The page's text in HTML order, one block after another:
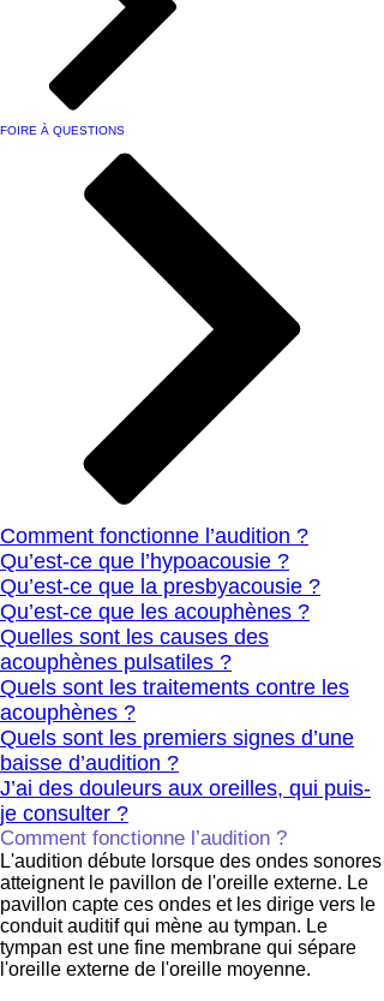
FOIRE À QUESTIONS
Comment fonctionne l’audition ?
Qu’est-ce que l’hypoacousie ?
Qu’est-ce que la presbyacousie ?
Qu’est-ce que les acouphènes ?
Quelles sont les causes des
acouphènes pulsatiles ?
Quels sont les traitements contre les
acouphènes ?
Quels sont les premiers signes d’une
baisse d’audition ?
J’ai des douleurs aux oreilles, qui puis-
je consulter ?
Comment fonctionne l’audition ?
L'audition débute lorsque des ondes sonores
atteignent le pavillon de l'oreille externe. Le
pavillon capte ces ondes et les dirige vers le
conduit auditif qui mène au tympan. Le
tympan est une fine membrane qui sépare
l'oreille externe de l'oreille moyenne.